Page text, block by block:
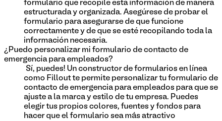
formulario que recopile esta información de manera
estructurada y organizada. Asegúrese de probar el
formulario para asegurarse de que funcione
correctamente y de que se esté recopilando toda la
información necesaria.
¿Puedo personalizar mi formulario de contacto de
emergencia para empleados?
¡Sí, puedes! Un constructor de formularios en línea
como Fillout te permite personalizar tu formulario de
contacto de emergencia para empleados para que se
ajuste a la marca y estilo de tu empresa. Puedes
elegir tus propios colores, fuentes y fondos para
hacer que el formulario sea más atractivo